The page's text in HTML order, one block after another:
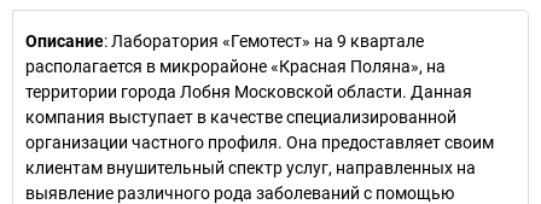
Описание: Лаборатория «Гемотест» на 9 квартале
располагается в микрорайоне «Красная Поляна», на
территории города Лобня Московской области. Данная
компания выступает в качестве специализированной
организации частного профиля. Она предоставляет своим
клиентам внушительный спектр услуг, направленных на
выявление различного рода заболеваний с помощью